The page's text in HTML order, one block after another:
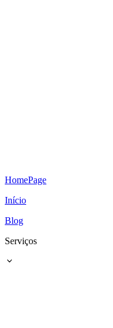
HomePage
Início
Blog
Serviços